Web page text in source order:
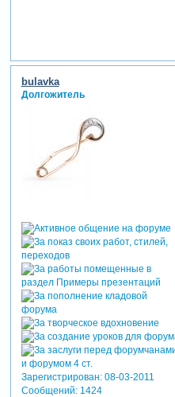
bulavka
Долгожитель
Зарегистрирован: 08-03-2011
Сообщений:1424